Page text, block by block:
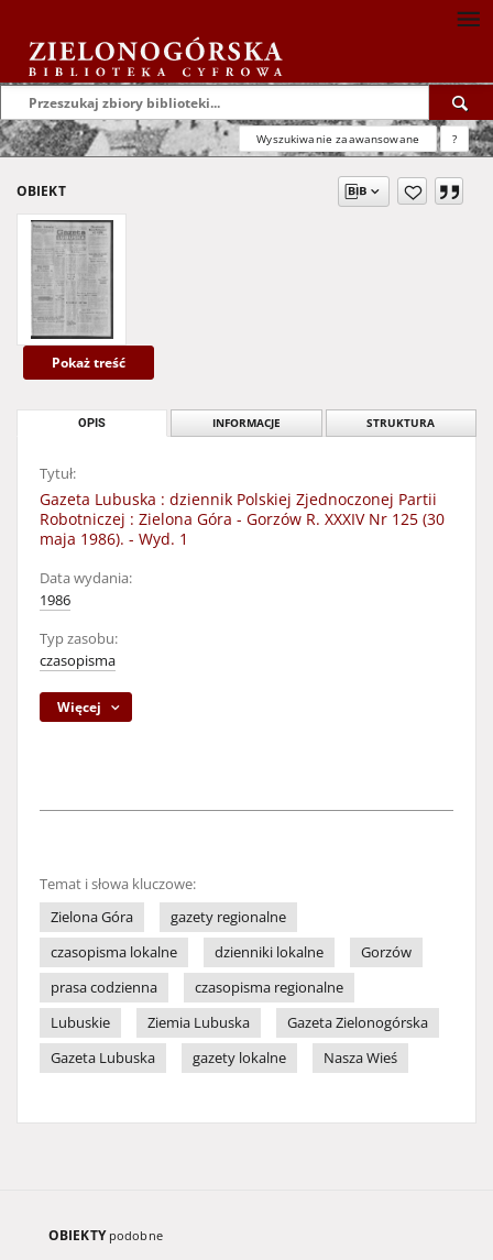
Wyszukiwanie zaawansowane ?
OBIEKT
Pokaż treść
OPIS INFORMACJE STRUKTURA
Tytuł:
Gazeta Lubuska : dziennik Polskiej Zjednoczonej Partii
Robotniczej : Zielona Góra - Gorzów R. XXXIV Nr 125 (30
maja 1986). - Wyd. 1
Data wydania:
1986
Typ zasobu:
czasopisma
Więcej
Temat i słowa kluczowe:
Zielona Góra
gazety regionalne
czasopisma lokalne
dzienniki lokalne
Gorzów
prasa codzienna
czasopisma regionalne
Lubuskie
Ziemia Lubuska
Gazeta Zielonogórska
Gazeta Lubuska
gazety lokalne Nasza Wieś
OBIEKTY podobne